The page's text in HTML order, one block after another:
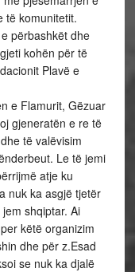
të komunitetit.
përbashkët dhe
kohën për të
Plavë e
e Flamurit, Gëzuar
gjeneratën e re të
të valëvisim
Le të jemi
atje ku
nuk ka asgjë tjetër
shqiptar. Ai
këtë organizim
dhe për z.Esad
se nuk ka djalë